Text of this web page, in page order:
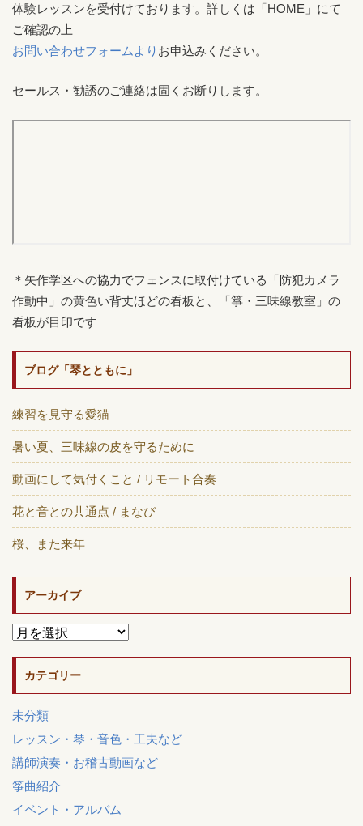
体験レッスンを受付けております。詳しくは「HOME」にて
ご確認の上
お問い合わせフォームより お申込みください。
セールス・勧誘のご連絡は固くお断りします。
＊矢作学区への協力でフェンスに取付けている「防犯カメラ
作動中」の黄色い背丈ほどの看板と、「箏・三味線教室」の
看板が目印です
ブログ「琴とともに」
練習を見守る愛猫
暑い夏、三味線の皮を守るために
動画にして気付くこと / リモート合奏
花と音との共通点 / まなび
桜、また来年
アーカイブ
カテゴリー
未分類
レッスン・琴・音色・工夫など
講師演奏・お稽古動画など
筝曲紹介
イベント・アルバム